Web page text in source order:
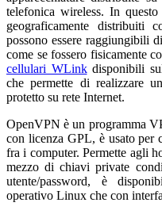
telefonica wireless. In
geograficamente distribuiti
possono essere raggiungibili
come se fossero fisicamente
cellulari WLinkdisponibili
che permette di realizzare
protetto su rete Internet.
OpenVPN è un programma
con licenza GPL, è usato per
fra i computer. Permette agli
mezzo di chiavi private
utente/password, è
operativo Linux che con